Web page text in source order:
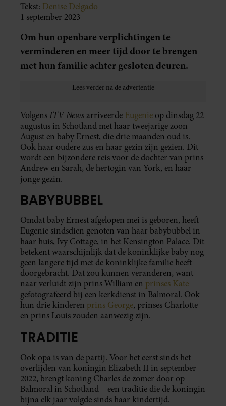
Tekst: Denise Delgado
1 september 2023
Om hun openbare verplichtingen te
verminderen en meer tijd door te brengen
met hun familie achter gesloten deuren.
VolgensITV News arriveerde Eugenie op dinsdag 22
augustus in Schotland met haar tweejarige zoon
August en baby Ernest, die drie maanden oud is.
Ook haar oudere zus en haar gezin zijn gezien. Dit
wordt een bijzondere reis voor de dochter van prins
Andrew en Sarah, de hertogin van York, en haar
jonge gezin.
BABYBUBBEL
Omdat baby Ernest afgelopen mei is geboren, heeft
Eugenie sindsdien genoten van haar babybubbel in
haar huis, Ivy Cottage, in het Kensington Palace. Dit
betekent waarschijnlijk dat de koninklijke baby nog
geen langere tijd met de koninklijke familie heeft
doorgebracht. Dat zou kunnen veranderen, want
naar verluidt zijn prins William en prinses Kate
gefotografeerd bij een kerkdienst in Balmoral. Ook
hun drie kinderen prins George, prinses Charlotte
en prins Louis zouden aanwezig zijn.
TRADITIE
Ook opa is van de partij. Voor het eerst sinds het
overlijden van koningin Elizabeth II in september
2022, brengt koning Charles de zomer door op
Balmoral in Schotland – een traditie die de koningin
bijna elk jaar volgde sinds haar kindertijd.